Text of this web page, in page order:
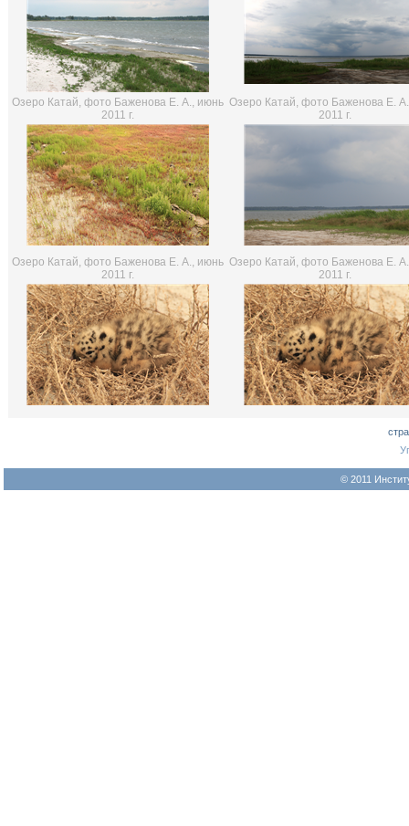
Озеро Катай, фото Баженова Е. А., июнь
2011 г.
Озеро Катай, фото Баженова Е.
2011 г.
Озеро Катай, фото Баженова Е. А., июнь
2011 г.
Озеро Катай, фото Баженова Е.
2011 г.
© 2011